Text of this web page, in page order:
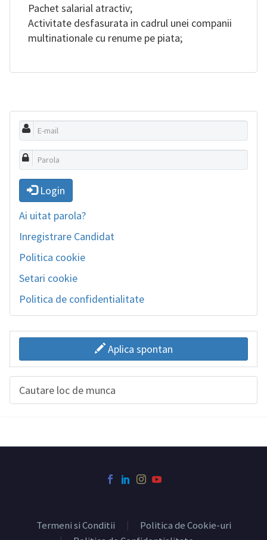
Login
Ai uitat parola?
Inregistrare Candidat
Politica cookie
Setari cookie
Politica de confidentialitate
Aplica spontan
Cautare loc de munca
Pachet salarial atractiv;
Activitate desfasurata in cadrul unei companii
multinationale cu renume pe piata;
Termeni si Conditii
Politica de Cookie-uri